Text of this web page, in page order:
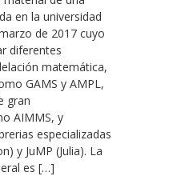
en la universidad
de 2017 cuyo
diferentes
matemática,
GAMS y AMPL,
gran
AIMMS, y
especializadas
y JuMP (Julia). La
es […]